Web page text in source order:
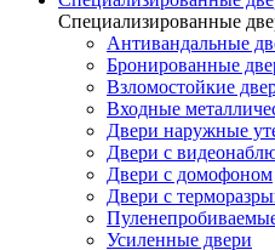
Специализированные
Антивандальные
Бронированные
Взломостойкие
Входные
Двери наружные
Двери с
Двери с домофоном
Двери с
Усиленные двери